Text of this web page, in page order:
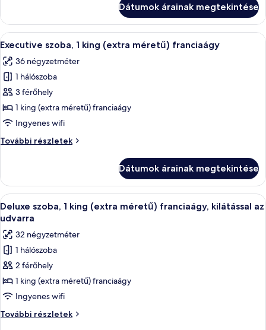
2
egyszemélyes
ágy,
kilátással
a
városra
ággyal,
egyszemélyes
kilátással
a
további
részletei
Dátumok árainak megtekintése
A
következő
szoba
összes
képének
megtekintése:
Executive
1
méretű)
franciaágy
Egy szállodai szoba, amelyben egy
8
Executive szoba, 1 king (extra méretű) franciaágy
36 négyzetméter
1 hálószoba
3 férőhely
1 king (extra méretű) franciaágy
Ingyenes wifi
További részletek
Executive
(extra
méretű)
franciaágy
további
Dátumok árainak megtekintése
A
következő
szoba
összes
képének
megtekintése:
Deluxe
szoba,
1
king
Egy modern fürőszoba márvány
5
Deluxe szoba, 1 king (extra méretű) franciaágy, kilátással az
udvarra
32 négyzetméter
1 hálószoba
2 férőhely
1 king (extra méretű) franciaágy
Ingyenes wifi
További részletek
Deluxe